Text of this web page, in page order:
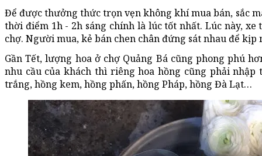
Để được thưởng thức trọn vẹn không khí mua bán, sắc
thời điểm 1h - 2h sáng chính là lúc tốt nhất. Lúc này, xe
chợ. Người mua, kẻ bán chen chân đứng sát nhau để kịp
Gần Tết, lượng hoa ở chợ Quảng Bá cũng phong phú
nhu cầu của khách thì riêng hoa hồng cũng phải
trắng, hồng kem, hồng phấn, hồng Pháp, hồng Đà Lạt…